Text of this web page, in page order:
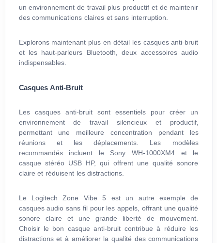
un environnement de travail plus productif et de maintenir
des communications claires et sans interruption.
Explorons maintenant plus en détail les casques anti-bruit
et les haut-parleurs Bluetooth, deux accessoires audio
indispensables.
Casques Anti-Bruit
Les casques anti-bruit sont essentiels pour créer un
environnement de travail silencieux et productif,
permettant une meilleure concentration pendant les
réunions et les déplacements. Les modèles
recommandés incluent le Sony WH-1000XM4 et le
casque stéréo USB HP, qui offrent une qualité sonore
claire et réduisent les distractions.
Le Logitech Zone Vibe 5 est un autre exemple de
casques audio sans fil pour les appels, offrant une qualité
sonore claire et une grande liberté de mouvement.
Choisir le bon casque anti-bruit contribue à réduire les
distractions et à améliorer la qualité des communications